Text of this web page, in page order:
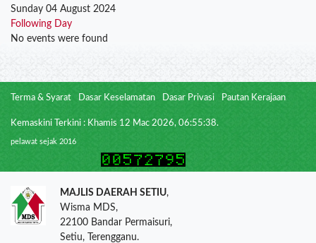
Sunday 04 August 2024
Following Day
No events were found
Terma & Syarat Dasar Keselamatan Dasar Privasi Pautan Kerajaan
Kemaskini Terkini : Khamis 12 Mac 2026, 06:55:38.
pelawat sejak 2016
MAJLIS DAERAH SETIU,
Wisma MDS,
22100 Bandar Permaisuri,
Setiu, Terengganu.